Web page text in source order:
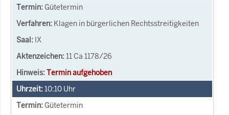
Gütetermin
Klagen in bürgerlichen Rechtsstreitigkeiten
IX
11 Ca 1178/26
Termin aufgehoben
10:10 Uhr
Gütetermin